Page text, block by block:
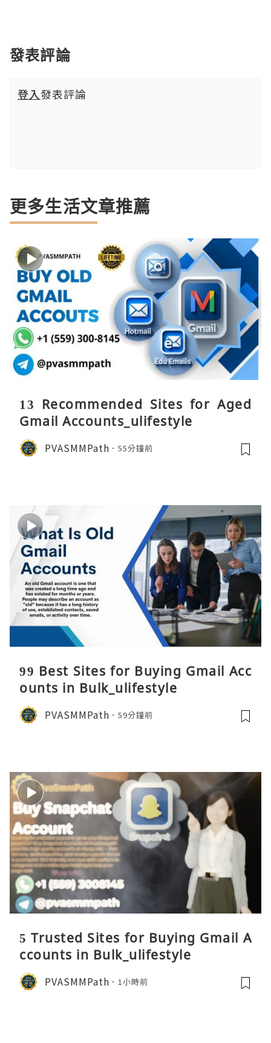
發表評論
登入發表評論
更多生活文章推薦
13 Recommended Sites for Aged
Gmail Accounts_ulifestyle
PVASMMPath 55分鐘前
99 Best Sites for Buying Gmail Acc
ounts in Bulk_ulifestyle
PVASMMPath 59分鐘前
5 Trusted Sites for Buying Gmail A
ccounts in Bulk_ulifestyle
PVASMMPath 1小時前